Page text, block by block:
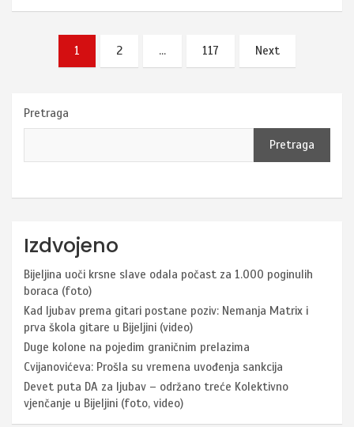
pagination
1 2 … 117 Next
Pretraga
Pretraga
Izdvojeno
Bijeljina uoči krsne slave odala počast za 1.000 poginulih
boraca (foto)
Kad ljubav prema gitari postane poziv: Nemanja Matrix i
prva škola gitare u Bijeljini (video)
Duge kolone na pojedim graničnim prelazima
Cvijanovićeva: Prošla su vremena uvođenja sankcija
Devet puta DA za ljubav – održano treće Kolektivno
vjenčanje u Bijeljini (foto, video)